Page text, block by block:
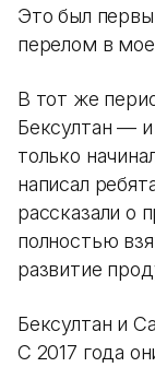
Это был
перелом в
В тот же
Бексултан —
только
написал
рассказали о
полностью
развитие
Бексултан и
С 2017 года